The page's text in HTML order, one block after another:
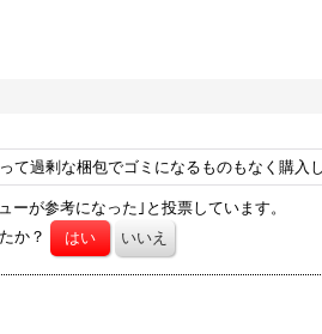
て過剰な梱包でゴミになるものもなく購入
ーが参考になった｣と投票しています。
か？